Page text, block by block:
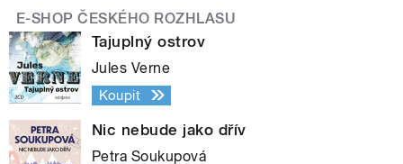
E-SHOP ČESKÉHO ROZHLASU
Tajuplný ostrov
Jules Verne
Koupit
Nic nebude jako dřív
Petra Soukupová